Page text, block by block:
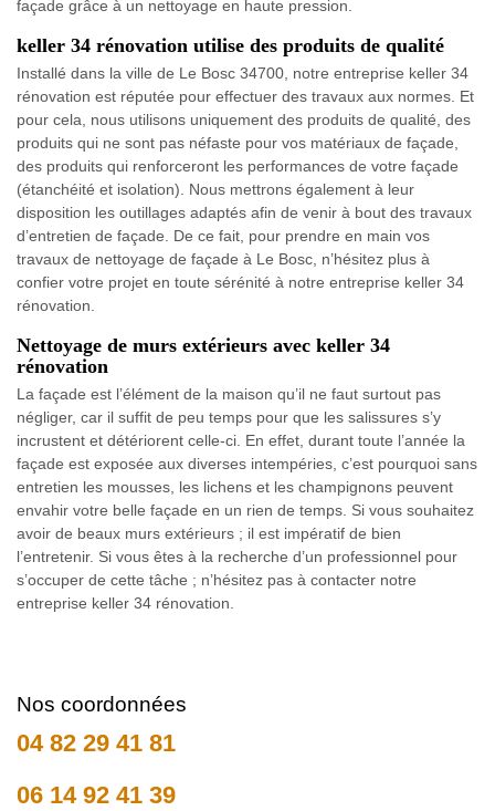
façade grâce à un nettoyage en haute pression.
keller 34 rénovation utilise des produits de qualité
Installé dans la ville de Le Bosc 34700, notre entreprise keller 34
rénovation est réputée pour effectuer des travaux aux normes. Et
pour cela, nous utilisons uniquement des produits de qualité, des
produits qui ne sont pas néfaste pour vos matériaux de façade,
des produits qui renforceront les performances de votre façade
(étanchéité et isolation). Nous mettrons également à leur
disposition les outillages adaptés afin de venir à bout des travaux
d’entretien de façade. De ce fait, pour prendre en main vos
travaux de nettoyage de façade à Le Bosc, n’hésitez plus à
confier votre projet en toute sérénité à notre entreprise keller 34
rénovation.
Nettoyage de murs extérieurs avec keller 34
rénovation
La façade est l’élément de la maison qu’il ne faut surtout pas
négliger, car il suffit de peu temps pour que les salissures s’y
incrustent et détériorent celle-ci. En effet, durant toute l’année la
façade est exposée aux diverses intempéries, c’est pourquoi sans
entretien les mousses, les lichens et les champignons peuvent
envahir votre belle façade en un rien de temps. Si vous souhaitez
avoir de beaux murs extérieurs ; il est impératif de bien
l’entretenir. Si vous êtes à la recherche d’un professionnel pour
s’occuper de cette tâche ; n’hésitez pas à contacter notre
entreprise keller 34 rénovation.
Nos coordonnées
04 82 29 41 81
06 14 92 41 39